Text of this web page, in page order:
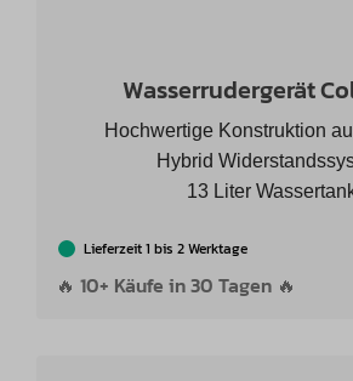
Wasserrudergerät
Hochwertige Konstruktion
Hybrid
13 Liter
Lieferzeit 1 bis 2 Werktage
🔥 10+ Käufe in 30 Tagen 🔥